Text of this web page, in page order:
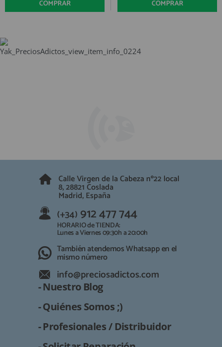
COMPRAR COMPRAR
Calle Virgen de la Cabeza nº22 local
8, 28821 Coslada
Madrid, España
(+34) 912 477 744
HORARIO de TIENDA:
Lunes a Viernes 09:30h a 20:00h
También atendemos Whatsapp en el
mismo número
info@preciosadictos.com
- Nuestro Blog
- Quiénes Somos ;)
- Profesionales / Distribuidor